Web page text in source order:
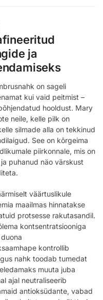
ja
on sageli
kui vaid peitmist –
hooldust. Mary
neile, kelle pilk on
silmade alla on tekkinud
See on kõrgeima
piirkonnale, mis on
puhanud näo värskust
väärtuslikule
maailmas hinnatakse
protsesse rakutasandil.
kontsentratsiooniga
kontrollib
nahk toodab tumedat
muuta juba
ajal neutraliseerib
antioksüdante, vabad